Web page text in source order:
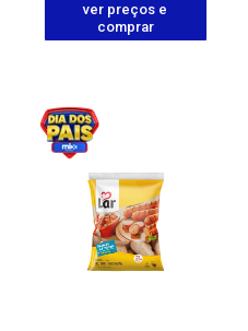
ver preços e
comprar